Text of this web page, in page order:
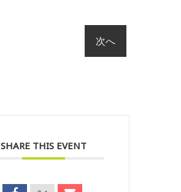
SHARE THIS EVENT